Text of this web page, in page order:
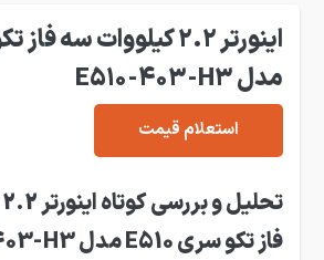
مدل E510-403-H3
استعلام قیمت
فاز تکو سری E510 مدل E510-403-H3